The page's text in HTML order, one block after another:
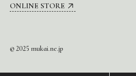
ONLINE STORE
© 2025 mukai.ne.jp